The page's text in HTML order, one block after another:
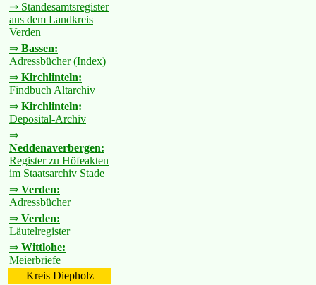
⇒ Standesamtsregister
aus dem Landkreis
Verden
⇒ Bassen:
Adressbücher (Index)
⇒ Kirchlinteln:
Findbuch Altarchiv
⇒ Kirchlinteln:
Deposital-Archiv
⇒
Neddenaverbergen:
Register zu Höfeakten
im Staatsarchiv Stade
⇒ Verden:
Adressbücher
⇒ Verden:
Läutelregister
⇒ Wittlohe:
Meierbriefe
Kreis Diepholz